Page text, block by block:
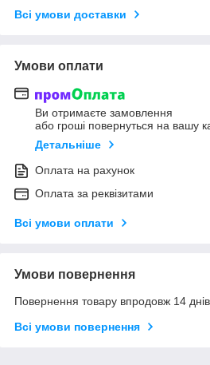
Всі умови доставки
Умови оплати
Ви отримаєте замовлення
або гроші повернуться на вашу
Детальніше
Оплата на рахунок
Оплата за реквізитами
Всі умови оплати
Умови повернення
Повернення товару впродовж 14
Всі умови повернення